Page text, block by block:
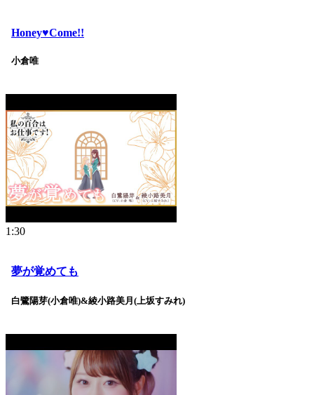
Honey♥Come!!
小倉唯
1:30
夢が覚めても
白鷺陽芽(小倉唯)&綾小路美月(上坂すみれ)